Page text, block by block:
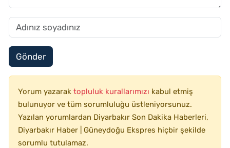
Gönder
Yorum yazarak topluluk kurallarımızı kabul etmiş
bulunuyor ve tüm sorumluluğu üstleniyorsunuz.
Yazılan yorumlardan Diyarbakır Son Dakika Haberleri,
Diyarbakır Haber | Güneydoğu Ekspres hiçbir şekilde
sorumlu tutulamaz.